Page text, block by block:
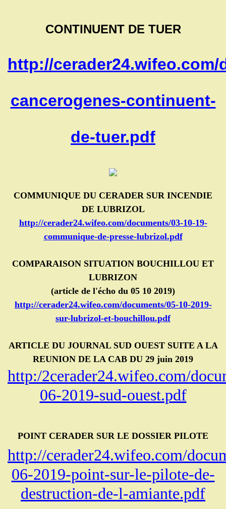
CONTINUENT DE TUER
http://
cancerogenes-continuent-
de-tuer.pdf
COMMUNIQUE DU CERADER SUR INCENDIE
DE LUBRIZOL
http://cerader24.wifeo.com/documents/03-10-19-
communique-de-presse-lubrizol.pdf
COMPARAISON SITUATION BOUCHILLOU ET
LUBRIZON
(article de l'écho du 05 10 2019)
http://cerader24.wifeo.com/documents/05-10-2019-
sur-lubrizol-et-bouchillou.pdf
ARTICLE DU JOURNAL SUD OUEST SUITE A LA
REUNION DE LA CAB DU 29 juin 2019
http:/2cerader24.wifeo.com/
06-2019-sud-ouest.pdf
POINT CERADER SUR LE DOSSIER PILOTE
http://cerader24.wifeo.com/
06-2019-point-sur-le-pilote-de-
destruction-de-l-amiante.pdf